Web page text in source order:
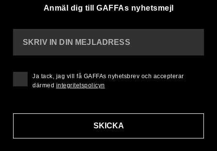
Anmäl dig till GAFFAs nyhetsmejl
SKRIV IN DIN MEJLADRESS
SKICKA
Ja tack, jag vill få GAFFAs nyhetsbrev och accepterar
därmed integritetspolicyn